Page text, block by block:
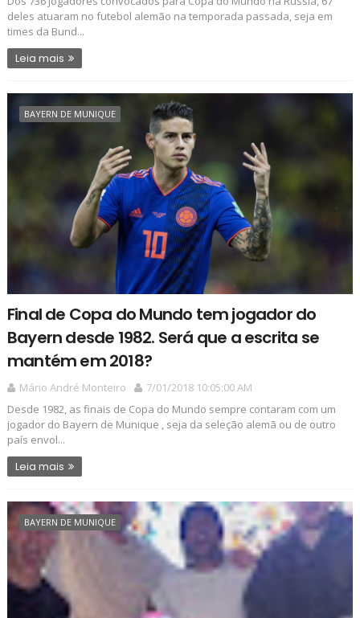
deles atuaram no futebol alemão na temporada passada, seja em
times da Bund...
Leia mais
BAYERN DE MUNIQUE
Final de Copa do Mundo tem jogador do
Bayern desde 1982. Será que a escrita se
mantém em 2018?
Mário André Monteiro
7/01/2018 10:05:00 AM
Desde 1982, as finais de Copa do Mundo sempre contaram com um
jogador do Bayern de Munique , seja da seleção alemã ou de outro
país envol...
Leia mais
BAYERN DE MUNIQUE